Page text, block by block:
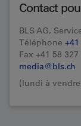
Contact
BLS AG,
Téléphone
Fax +41 58 327
media@bls.ch
(lundi à